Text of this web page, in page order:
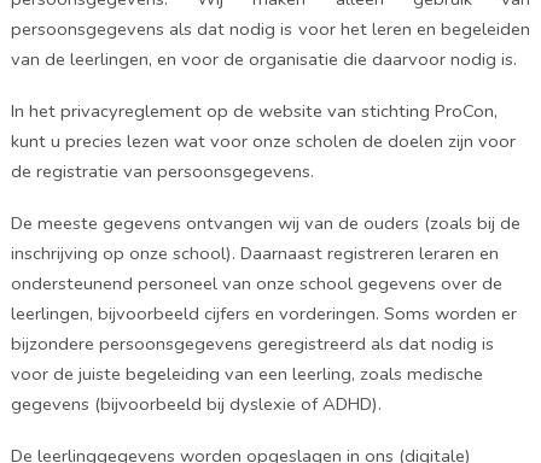
persoonsgegevens als dat nodig is voor het leren en begeleiden
van de leerlingen, en voor de organisatie die daarvoor nodig is.
In het privacyreglement op de website van stichting ProCon,
kunt u precies lezen wat voor onze scholen de doelen zijn voor
de registratie van persoonsgegevens.
De meeste gegevens ontvangen wij van de ouders (zoals bij de
inschrijving op onze school). Daarnaast registreren leraren en
ondersteunend personeel van onze school gegevens over de
leerlingen, bijvoorbeeld cijfers en vorderingen. Soms worden er
bijzondere persoonsgegevens geregistreerd als dat nodig is
voor de juiste begeleiding van een leerling, zoals medische
gegevens (bijvoorbeeld bij dyslexie of ADHD).
De leerlinggegevens worden opgeslagen in ons (digitale)